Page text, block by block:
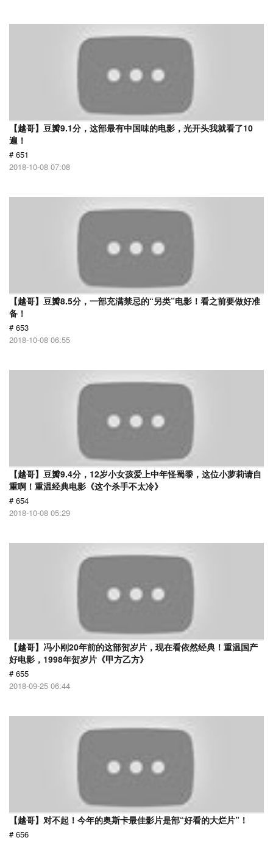
【越哥】豆瓣9.1分，这部最有中国味的电影，光开头我就看了10
遍！
# 651
2018-10-08 07:08
【越哥】豆瓣8.5分，一部充满禁忌的“另类”电影！看之前要做好准
备！
# 653
2018-10-08 06:55
【越哥】豆瓣9.4分，12岁小女孩爱上中年怪蜀黍，这位小萝莉请自
重啊！重温经典电影《这个杀手不太冷》
# 654
2018-10-08 05:29
【越哥】冯小刚20年前的这部贺岁片，现在看依然经典！重温国产
好电影，1998年贺岁片《甲方乙方》
# 655
2018-09-25 06:44
【越哥】对不起！今年的奥斯卡最佳影片是部“好看的大烂片”！
# 656